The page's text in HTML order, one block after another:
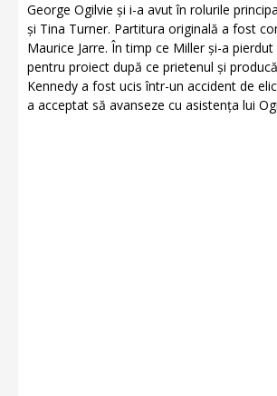
George Ogilvie și i-a avut în rolurile
și Tina Turner. Partitura originală a fost
Maurice Jarre. În timp ce Miller și-a
pentru proiect după ce prietenul și
Kennedy a fost ucis într-un accident de
a acceptat să avanseze cu asistența lui